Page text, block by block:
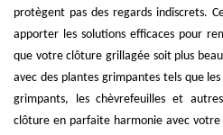
protègent pas des regards indiscrets.
apporter les solutions efficaces pour
que votre clôture grillagée soit plus
avec des plantes grimpantes tels que
grimpants, les chèvrefeuilles et
clôture en parfaite harmonie avec